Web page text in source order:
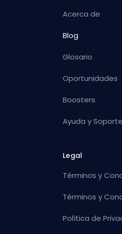
Acerca de
Blog
Glosario
Oportunidades
Boosters
Ayuda y Soporte
Legal
Términos y
Términos y
Política de